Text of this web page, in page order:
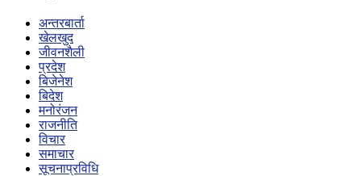
अन्तरबार्ता
खेलखुद
जीवनशैली
प्रदेश
बिजेनेश
बिदेश
मनोरंजन
राजनीति
विचार
समाचार
सूचनाप्रविधि